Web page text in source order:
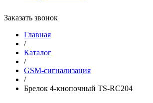
Заказать звонок
Главная
/
Каталог
/
GSM-сигнализация
/
Брелок 4-кнопочный TS-RC204